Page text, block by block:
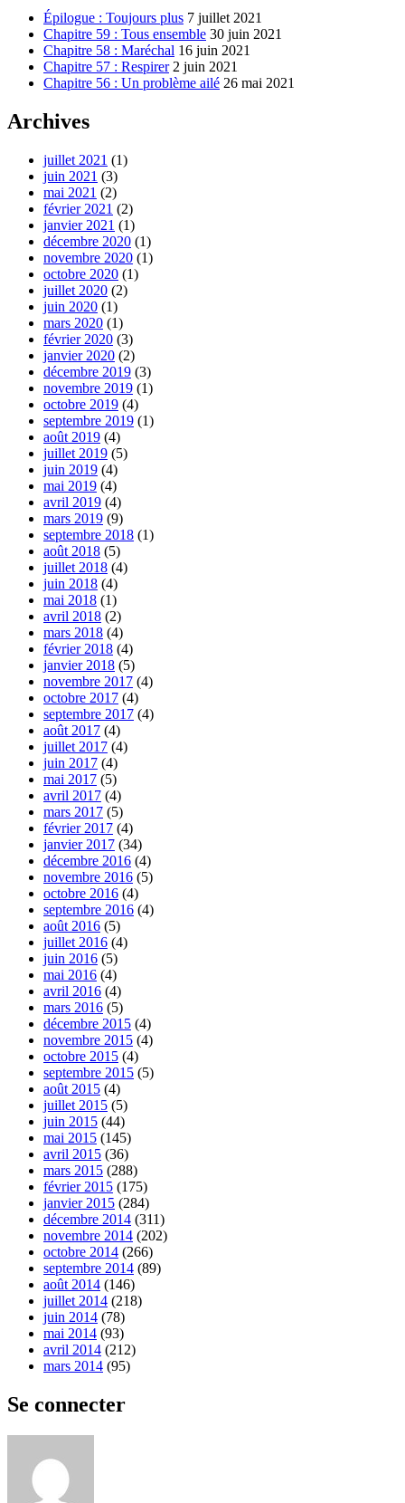
Épilogue : Toujours plus 7 juillet 2021
Chapitre 59 : Tous ensemble 30 juin 2021
Chapitre 58 : Maréchal 16 juin 2021
Chapitre 57 : Respirer 2 juin 2021
Chapitre 56 : Un problème ailé 26 mai 2021
Archives
juillet 2021 (1)
juin 2021 (3)
mai 2021 (2)
février 2021 (2)
janvier 2021 (1)
décembre 2020 (1)
novembre 2020 (1)
octobre 2020 (1)
juillet 2020 (2)
juin 2020 (1)
mars 2020 (1)
février 2020 (3)
janvier 2020 (2)
décembre 2019 (3)
novembre 2019 (1)
octobre 2019 (4)
septembre 2019 (1)
août 2019 (4)
juillet 2019 (5)
juin 2019 (4)
mai 2019 (4)
avril 2019 (4)
mars 2019 (9)
septembre 2018 (1)
août 2018 (5)
juillet 2018 (4)
juin 2018 (4)
mai 2018 (1)
avril 2018 (2)
mars 2018 (4)
février 2018 (4)
janvier 2018 (5)
novembre 2017 (4)
octobre 2017 (4)
septembre 2017 (4)
août 2017 (4)
juillet 2017 (4)
juin 2017 (4)
mai 2017 (5)
avril 2017 (4)
mars 2017 (5)
février 2017 (4)
janvier 2017 (34)
décembre 2016 (4)
novembre 2016 (5)
octobre 2016 (4)
septembre 2016 (4)
août 2016 (5)
juillet 2016 (4)
juin 2016 (5)
mai 2016 (4)
avril 2016 (4)
mars 2016 (5)
décembre 2015 (4)
novembre 2015 (4)
octobre 2015 (4)
septembre 2015 (5)
août 2015 (4)
juillet 2015 (5)
juin 2015 (44)
mai 2015 (145)
avril 2015 (36)
mars 2015 (288)
février 2015 (175)
janvier 2015 (284)
décembre 2014 (311)
novembre 2014 (202)
octobre 2014 (266)
septembre 2014 (89)
août 2014 (146)
juillet 2014 (218)
juin 2014 (78)
mai 2014 (93)
avril 2014 (212)
mars 2014 (95)
Se connecter